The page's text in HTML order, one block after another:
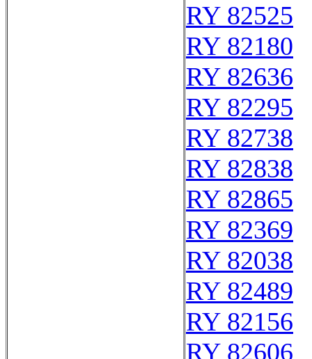
RY 82525
RY 82180
RY 82636
RY 82295
RY 82738
RY 82838
RY 82865
RY 82369
RY 82038
RY 82489
RY 82156
RY 82606